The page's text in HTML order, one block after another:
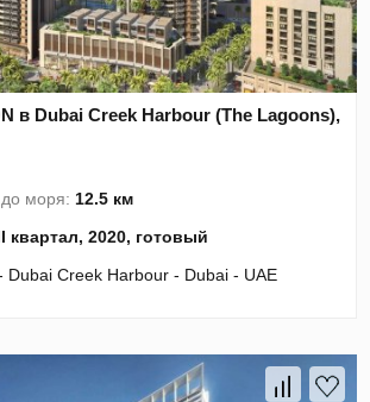
в Dubai Creek Harbour (The Lagoons),
до моря:12.5 км
квартал, 2020, готовый
Dubai Creek Harbour - Dubai - UAE